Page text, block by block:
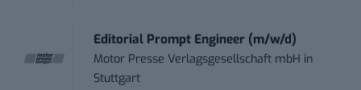
Editorial Prompt Engineer (m/w/d)
Motor Presse Verlagsgesellschaft mbH in
Stuttgart